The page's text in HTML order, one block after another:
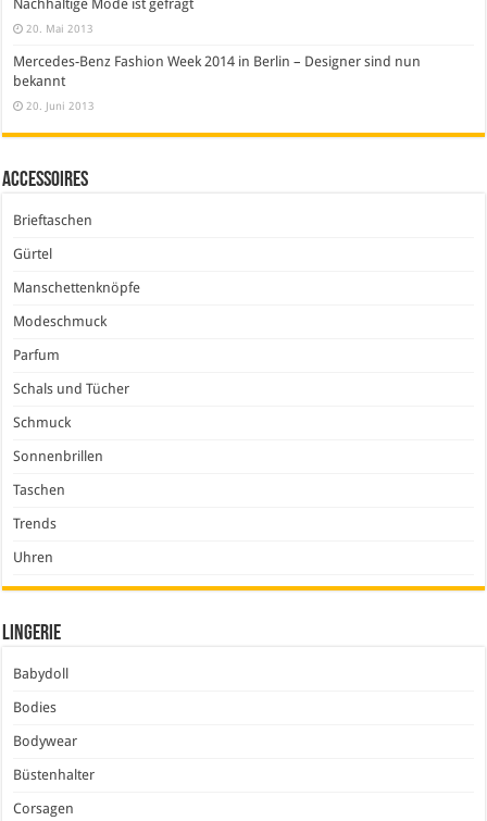
Nachhaltige Mode ist gefragt
20. Mai 2013
Mercedes-Benz Fashion Week 2014 in Berlin – Designer sind nun
bekannt
20. Juni 2013
Accessoires
Brieftaschen
Gürtel
Manschettenknöpfe
Modeschmuck
Parfum
Schals und Tücher
Schmuck
Sonnenbrillen
Taschen
Trends
Uhren
Lingerie
Babydoll
Bodies
Bodywear
Büstenhalter
Corsagen